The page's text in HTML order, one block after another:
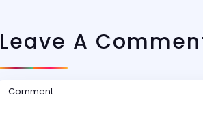
Leave A